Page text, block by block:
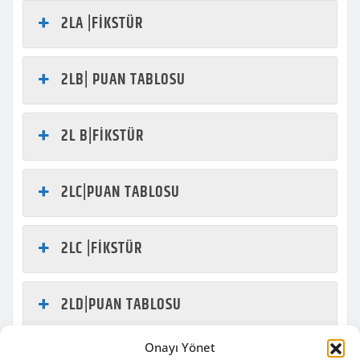
Onayı Yönet
2LA |FİKSTÜR
2LB| PUAN TABLOSU
2L B|FİKSTÜR
2LC|PUAN TABLOSU
2LC |FİKSTÜR
2LD|PUAN TABLOSU